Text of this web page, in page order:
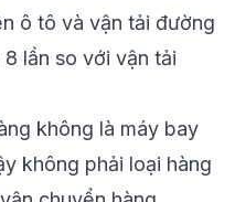
ô tô và vận tải đường
lần so với vận tải
không là máy bay
không phải loại hàng